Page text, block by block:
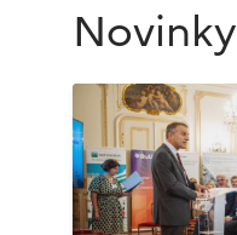
Novinky